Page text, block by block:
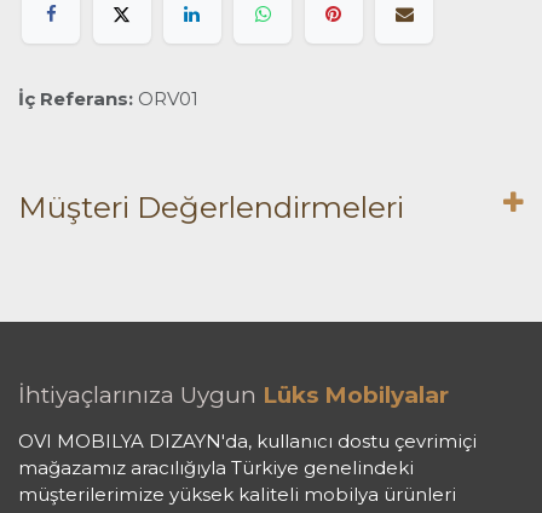
İç Referans: ORV01
Müşteri Değerlendirmeleri
İhtiyaçlarınıza Uygun Lüks Mobilyalar
OVI MOBILYA DIZAYN'da, kullanıcı dostu çevrimiçi
mağazamız aracılığıyla Türkiye genelindeki
müşterilerimize yüksek kaliteli mobilya ürünleri